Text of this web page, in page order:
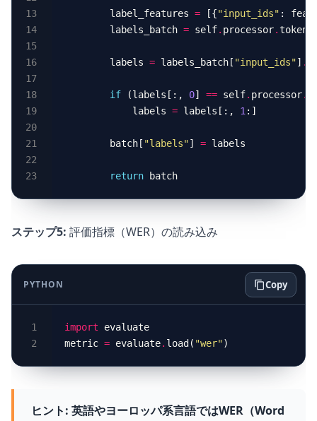
13
14
15
16
17
18
19
20
23
        label_features
= [{"input_ids" :
        labels_batch
= self. processor.
        labels
= labels_batch[ "input_ids"] .
if (labels[:, 0] == self. processor.
            labels
= labels[:, 1
        batch[
"labels"] =
return
ステップ5: 評価指標（WER）の読み込み
PYTHON Copy
import
metric = evaluate. load( "wer"
ヒント: 英語やヨーロッパ系言語ではWER（Word